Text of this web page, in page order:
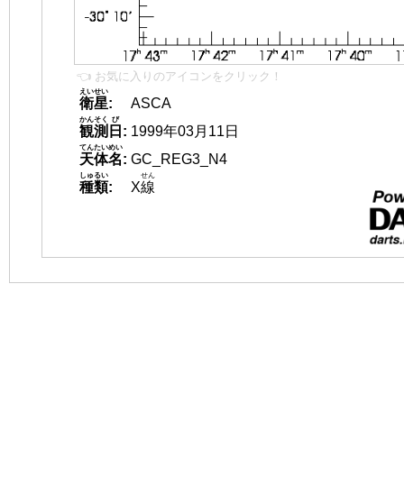
👈 お気に入りのアイコンをクリック！
衛星
えいせい
:
ASCA
観測
かんそく
日
び
: 1999年03月11日
天体名
てんたいめい
: GC_REG3_N4
種類
しゅるい
: X線
せん